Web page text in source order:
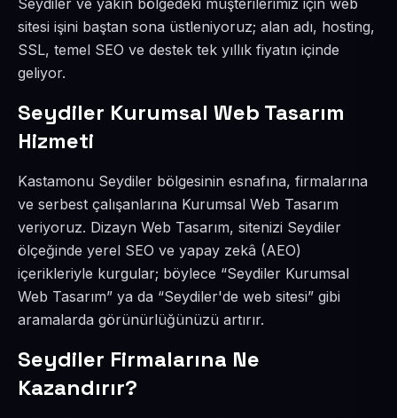
Seydiler ve yakın bölgedeki müşterilerimiz için web
sitesi işini baştan sona üstleniyoruz; alan adı, hosting,
SSL, temel SEO ve destek tek yıllık fiyatın içinde
geliyor.
Seydiler Kurumsal Web Tasarım
Hizmeti
Kastamonu Seydiler bölgesinin esnafına, firmalarına
ve serbest çalışanlarına Kurumsal Web Tasarım
veriyoruz. Dizayn Web Tasarım, sitenizi Seydiler
ölçeğinde yerel SEO ve yapay zekâ (AEO)
içerikleriyle kurgular; böylece “Seydiler Kurumsal
Web Tasarım” ya da “Seydiler'de web sitesi” gibi
aramalarda görünürlüğünüzü artırır.
Seydiler Firmalarına Ne
Kazandırır?